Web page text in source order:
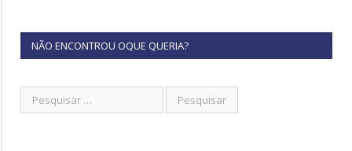
NÃO ENCONTROU OQUE QUERIA?